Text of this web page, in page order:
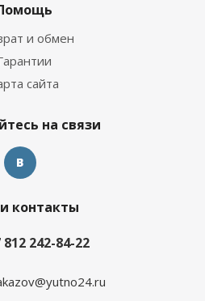
и обмен
сайта
на связи
контакты
812 242-84-22